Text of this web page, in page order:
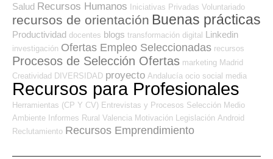
Salud Recursos Humanos Iniciativas Privadas Voluntariado
recursos de orientación Buenas prácticas
Productividad docentes blogs transformación digital Linkedin
investigación Ofertas Empleo Seleccionadas recursos
Procesos de Selección Ofertas marketing Madrid
Creatividad DIVERSIDAD proyecto Andalucía ocio social media
Recursos para Profesionales
Herramientas (CP Y CV) Entrevistas y Procesos Selección Medio
Ambiente Informes Rural Valencia Motivación Legislación Android
Reclutamiento Recursos Emprendimiento